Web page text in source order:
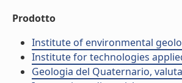
Prodotto
Institute of environmental
Institute for technologies
Geologia del Quaternario,